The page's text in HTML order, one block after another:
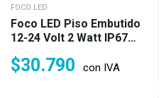
FOCO LED
Foco LED Piso Embutido
12-24 Volt 2 Watt IP67
$30.790 con IVA